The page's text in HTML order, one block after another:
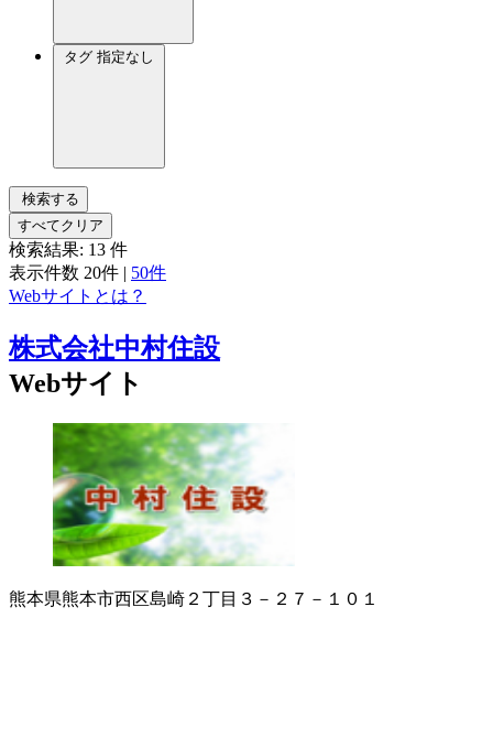
タグ 指定なし
検索する
すべてクリア
検索結果: 13 件
表示件数 20件 | 50件
Webサイトとは？
株式会社中村住設
Webサイト
熊本県熊本市西区島崎２丁目３－２７－１０１